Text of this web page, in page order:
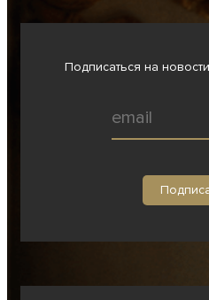
Подписаться на